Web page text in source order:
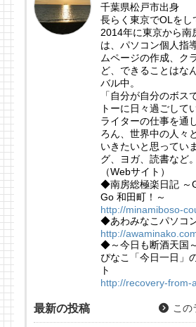
千葉県松戸市出身
長らく東京でOLをし
2014年に東京から南
は、パソコン個人指
ムページの作成、ク
ど、できることはな
バル中。
「自分が自分のボス
トーに日々過ごして
ライターの仕事を通
ろん、世界中の人々
いきたいと思ってい
グ、ヨガ、読書など。
（Webサイト）
◆南房総極楽日記
Go 和田町！～
http://minamiboso-
◆あわみなこパソコ
http://
◆～今日も断酒天国
ぴなこ「今日一日」
ト
http://recovery-from-
最新の投稿 この